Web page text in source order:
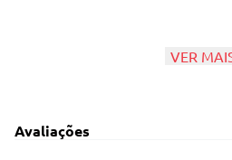
Principais Características
Medidas Aproximadas: 19x17
VER
Avaliações